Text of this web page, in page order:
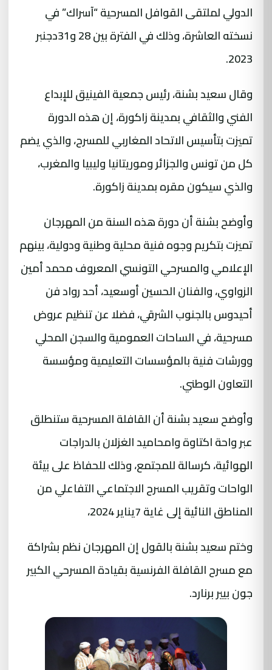
الدولي لملتقى القوافل المسرحية “آسراك” في
نسخته العاشرة، وذلك في الفترة بين 28 و31دجنبر
2023.
وقال سعيد بشنة، رئيس جمعية الفينيق للإبداع
الفني والثقافي بمدينة زاكورة، إن هذه الدورة
تميزت بتأسيس الاتحاد المغاربي للمسرح، والذي يضم
كل من تونس والجزائر وموريتانيا وليبيا والمغرب،
والذي سيكون مقره بمدينة زاكورة.
وأوضح بشنة أن دورة هذه السنة من المهرجان
تميزت بتكريم وجوه فنية محلية وطنية ودولية، بينهم
الإعلامي والمسرحي التونسي المعروف محمد أمين
الزواوي، والفنان الحسين أوسعيد، أحد رواد فن
أحيدوس بالجنوب الشرقي، فضلا عن تنظيم عروض
مسرحية، في الساحات العمومية والسجن المحلي
وورشات فنية بالمؤسسات التعليمية ومؤسسة
التعاون الوطني.
وأوضح سعيد بشنة أن القافلة المسرحية ستنطلق
عبر واحة اكتاوة وامحاميد الغزلان بالدراجات
الهوائية، كرسالة للمجتمع، وذلك للحفاظ على بيئة
الواحات وتقريب المسرح الاجتماعي التفاعلي من
المناطق النائية إلى غاية 7يناير 2024،
وختم سعيد بشنة بالقول إن المهرجان نظم بشراكة
مع مسرح القافلة الفرنسية بقيادة المسرحي الكبير
جون بيير برنارد.